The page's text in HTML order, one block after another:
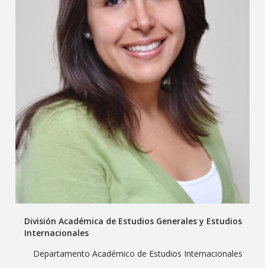
División Académica de Estudios Generales y Estudios
Internacionales
Departamento Académico de Estudios Internacionales